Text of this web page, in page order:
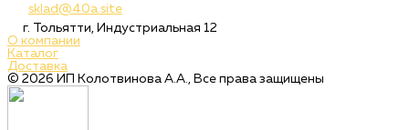
sklad@40a.site
г. Тольятти, Индустриальная 12
О компании
Каталог
Доставка
© 2026 ИП Колотвинова А.А., Все права защищены